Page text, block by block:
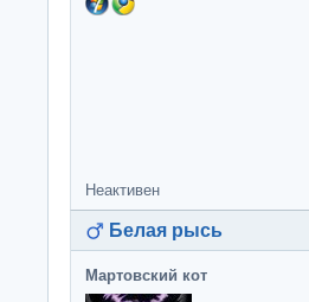
Неактивен
Белая рысь
Мартовский кот